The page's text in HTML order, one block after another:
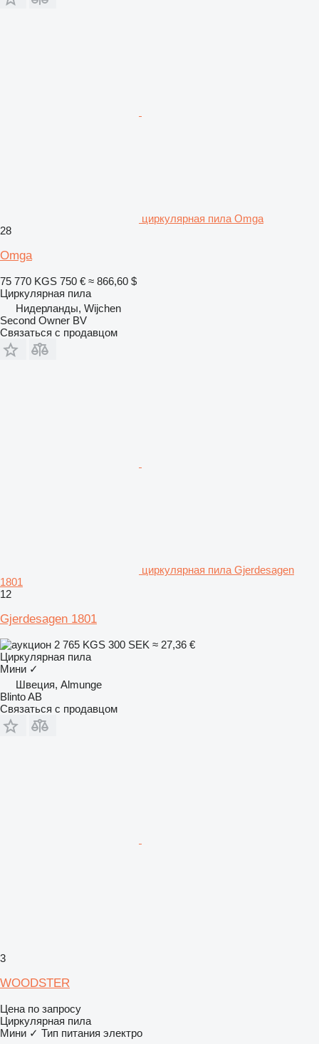
циркулярная пила Omga
28
Omga
75 770 KGS 750 € ≈ 866,60 $
Циркулярная пила
Нидерланды, Wijchen
Second Owner BV
Связаться с продавцом
циркулярная пила Gjerdesagen
1801
12
Gjerdesagen 1801
2 765 KGS 300 SEK ≈ 27,36 €
Циркулярная пила
Мини ✓
Швеция, Almunge
Blinto AB
Связаться с продавцом
3
WOODSTER
Цена по запросу
Циркулярная пила
Мини ✓ Тип питания электро